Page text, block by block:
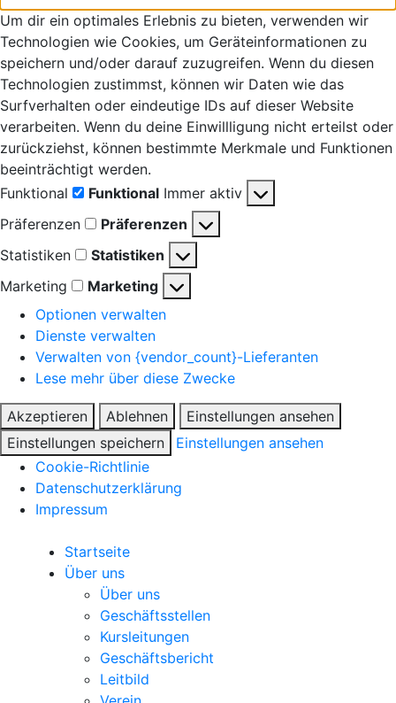
Um dir ein optimales Erlebnis zu bieten, verwenden wir
Technologien wie Cookies, um Geräteinformationen zu
speichern und/oder darauf zuzugreifen. Wenn du diesen
Technologien zustimmst, können wir Daten wie das
Surfverhalten oder eindeutige IDs auf dieser Website
verarbeiten. Wenn du deine Einwillligung nicht erteilst oder
zurückziehst, können bestimmte Merkmale und Funktionen
beeinträchtigt werden.
Funktional
Funktional Immer aktiv
Präferenzen
Präferenzen
Statistiken
Statistiken
Marketing
Marketing
Optionen verwalten
Dienste verwalten
Verwalten von {vendor_count}-Lieferanten
Lese mehr über diese Zwecke
Akzeptieren Ablehnen
Einstellungen ansehen
Einstellungen speichern
Einstellungen ansehen
Cookie-Richtlinie
Datenschutzerklärung
Impressum
Startseite
Über uns
Über uns
Geschäftsstellen
Kursleitungen
Geschäftsbericht
Leitbild